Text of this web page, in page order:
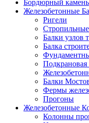
Бордюрный камень
Железобетонные
Ригели
Балки узлов
Балка
Подкрановая
Балки
Фермы
Прогоны
Железобетонные
Колонны